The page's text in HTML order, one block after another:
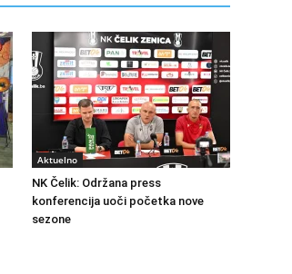
Aktuelno
NK Čelik: Održana press
konferencija uoči početka nove
sezone